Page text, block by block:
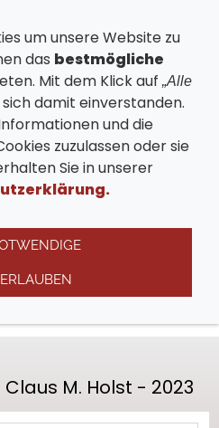
ganz
Claus M. Holst hier als
Wenn Sie dem Autor
M. Holst - 2023
um unsere Website zu
das bestmögliche
Mit dem Klick auf „Alle
damit einverstanden.
und die
zuzulassen oder sie
Sie in unserer